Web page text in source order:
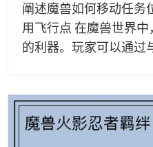
阐述魔兽如何移动任务
用飞行点 在魔兽世界
的利器。玩家可以通过